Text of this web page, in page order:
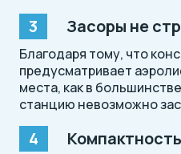
Засоры не
Благодаря тому, что
предусматривает
места, как в
станцию невозможно
Компактность